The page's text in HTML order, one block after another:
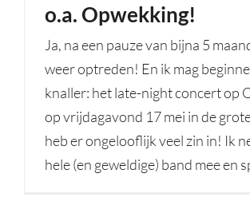
o.a. Opwekking!
Ja, na een pauze van bijna 5
weer optreden! En ik mag
knaller: het late-night concert op
op vrijdagavond 17 mei in de
heb er ongelooflijk veel zin in! Ik
hele (en geweldige) band mee en